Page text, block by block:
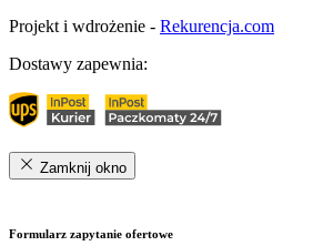
Projekt i wdrożenie - Rekurencja.com
Dostawy zapewnia:
Zamknij okno
Formularz zapytanie ofertowe